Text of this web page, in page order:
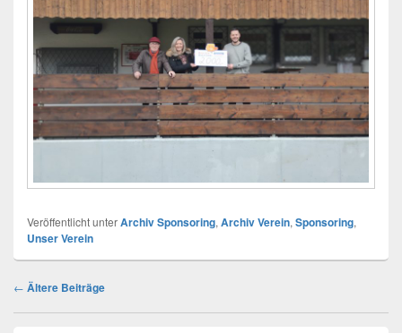
Veröffentlicht unterArchiv Sponsoring, Archiv Verein, Sponsoring,
Unser Verein
Beitragsnavigation
← Ältere Beiträge